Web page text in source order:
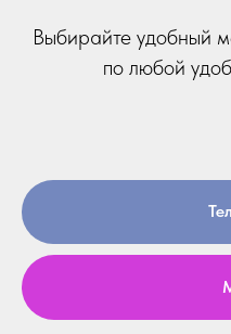
Выбирайте удобный
по любой